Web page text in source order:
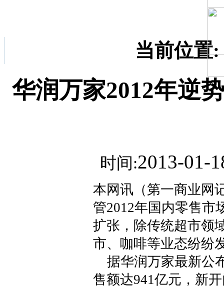
当前位置:
华润万家2012年逆
时间:2013-01-
本网讯（第一商业网
管2012年国内零售市
扩张，除传统超市领
市、咖啡等业态纷纷
据华润万家最新公
售额达941亿元，新